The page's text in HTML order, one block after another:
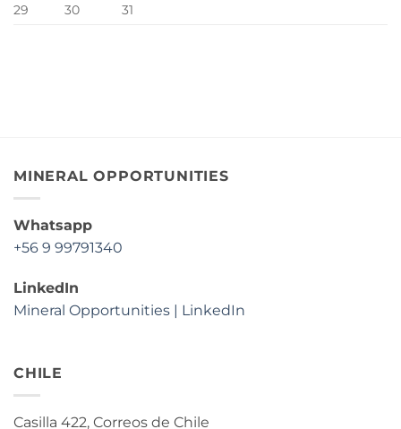
29
30 31
MINERAL OPPORTUNITIES
Whatsapp
+56 9 99791340
LinkedIn
Mineral Opportunities | LinkedIn
CHILE
Casilla 422, Correos de Chile